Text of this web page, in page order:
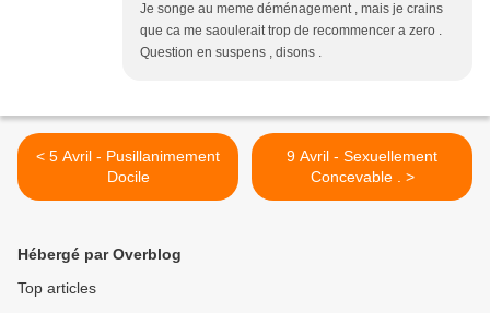
Je songe au meme déménagement , mais je crains
que ca me saoulerait trop de recommencer a zero .
Question en suspens , disons .
< 5 Avril - Pusillanimement
Docile
9 Avril - Sexuellement
Concevable . >
Hébergé par Overblog
Top articles